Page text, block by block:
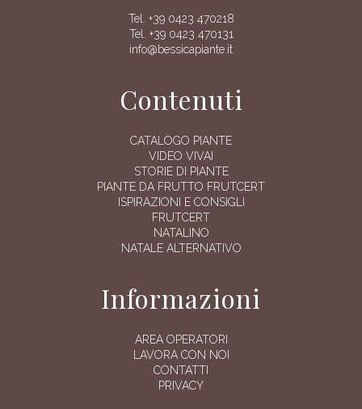
Tel. +39 0423 470218
Tel. +39 0423 470131
info@bessicapiante.it
Contenuti
CATALOGO PIANTE
VIDEO VIVAI
STORIE DI PIANTE
PIANTE DA FRUTTO FRUTCERT
ISPIRAZIONI E CONSIGLI
FRUTCERT
NATALINO
NATALE ALTERNATIVO
Informazioni
AREA OPERATORI
LAVORA CON NOI
CONTATTI
PRIVACY